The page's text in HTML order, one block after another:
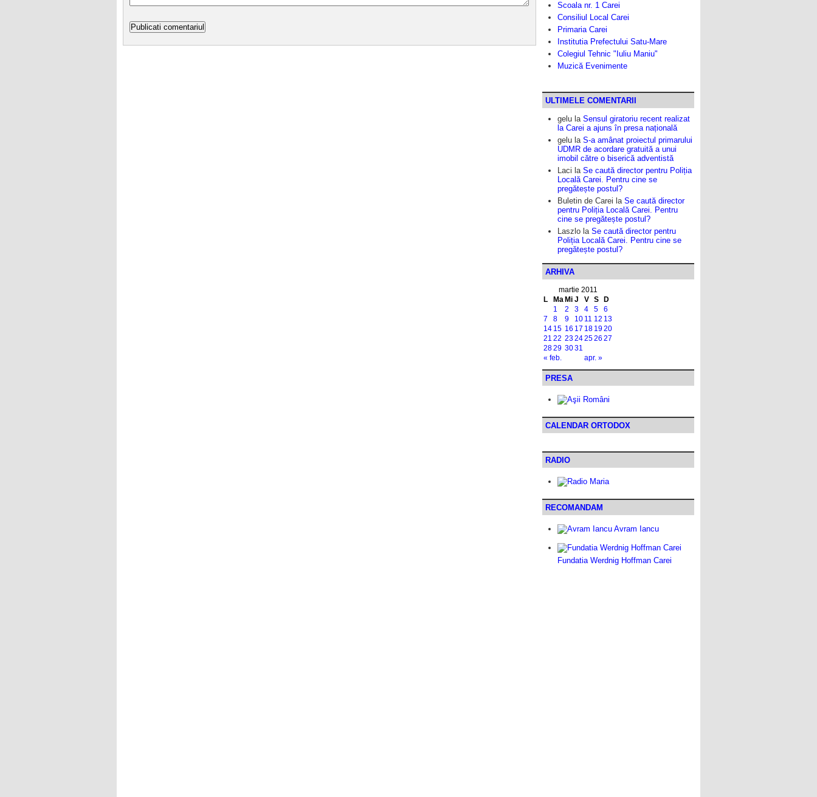
Scoala nr. 1 Carei
Consiliul Local Carei
Primaria Carei
Institutia Prefectului Satu-Mare
Colegiul Tehnic "Iuliu Maniu"
Muzică Evenimente
ULTIMELE COMENTARII
gelu la Sensul giratoriu recent realizat
la Carei a ajuns în presa națională
gelu la S-a amânat proiectul primarului
UDMR de acordare gratuită a unui
imobil către o biserică adventistă
Laci la Se caută director pentru Poliția
Locală Carei. Pentru cine se
pregătește postul?
Buletin de Carei la Se caută director
pentru Poliția Locală Carei. Pentru
cine se pregătește postul?
Laszlo la Se caută director pentru
Poliția Locală Carei. Pentru cine se
pregătește postul?
ARHIVA
martie 2011
L
Ma Mi J V S D
« feb. apr. »
1 2 3 4 5
6
7
8 9 10 11 12 13
14 15 16 17 18 1920
21 22 23242526 27
2829 3031
PRESA
CALENDAR ORTODOX
RADIO
RECOMANDAM
Avram Iancu
Fundatia Werdnig Hoffman Carei